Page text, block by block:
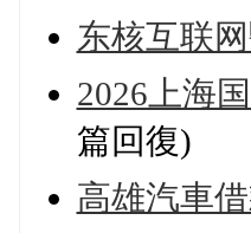
东核互联
2026上海
篇回復)
高雄汽車